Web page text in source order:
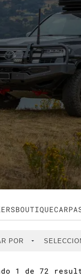
BOUTIQUE
1 de 72